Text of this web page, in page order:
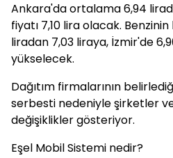
Ankara'da ortalama 6,94
fiyatı 7,10 lira olacak.
liradan 7,03 liraya, İzmir'de
yükselecek.
Dağıtım firmalarının
serbesti nedeniyle şirketler
değişiklikler gösteriyor.
Eşel Mobil Sistemi nedir?